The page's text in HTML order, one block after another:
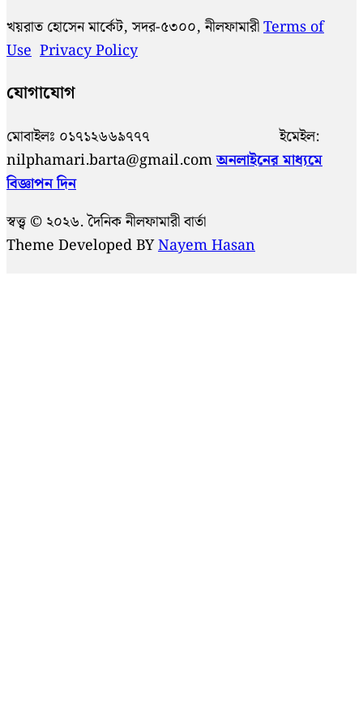
খয়রাত হোসেন মার্কেট, সদর-৫৩০০, নীলফামারীTerms of
Use Privacy Policy
যোগাযোগ
মোবাইলঃ ০১৭১২৬৬৯৭৭৭ ইমেইল:
nilphamari.barta@gmail.comঅনলাইনের মাধ্যমে
বিজ্ঞাপন দিন
স্বত্ত্ব © ২০২৬. দৈনিক নীলফামারী বার্তা
Theme Developed BYNayem Hasan